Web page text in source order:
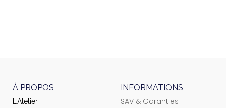
À PROPOS
L'Atelier
INFORMATIONS
SAV & Garanties